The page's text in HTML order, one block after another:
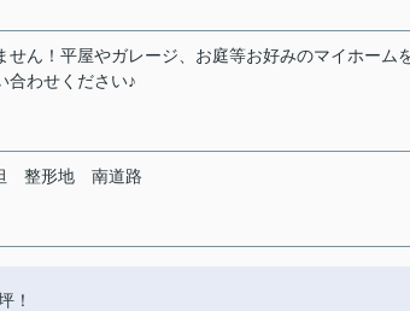
ん！平屋やガレージ、お庭等お好みのマイホーム
合わせください♪
整形地 南道路
坪！